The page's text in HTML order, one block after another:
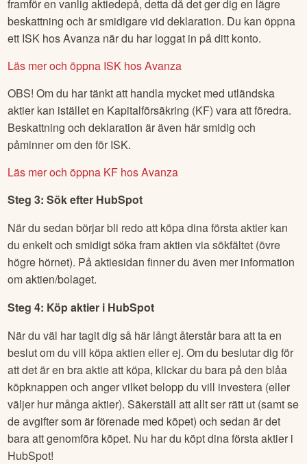
framför en vanlig aktiedepå, detta då det ger dig en lägre
beskattning och är smidigare vid deklaration. Du kan öppna
ett ISK hos Avanza när du har loggat in på ditt konto.
Läs mer och öppna ISK hos Avanza
OBS! Om du har tänkt att handla mycket med utländska
aktier kan istället en Kapitalförsäkring (KF) vara att föredra.
Beskattning och deklaration är även här smidig och
påminner om den för ISK.
Läs mer och öppna KF hos Avanza
Steg 3: Sök efter HubSpot
När du sedan börjar bli redo att köpa dina första aktier kan
du enkelt och smidigt söka fram aktien via sökfältet (övre
högre hörnet). På aktiesidan finner du även mer information
om aktien/bolaget.
Steg 4: Köp aktier i HubSpot
När du väl har tagit dig så här långt återstår bara att ta en
beslut om du vill köpa aktien eller ej. Om du beslutar dig för
att det är en bra aktie att köpa, klickar du bara på den blåa
köpknappen och anger vilket belopp du vill investera (eller
väljer hur många aktier). Säkerställ att allt ser rätt ut (samt se
de avgifter som är förenade med köpet) och sedan är det
bara att genomföra köpet. Nu har du köpt dina första aktier i
HubSpot!